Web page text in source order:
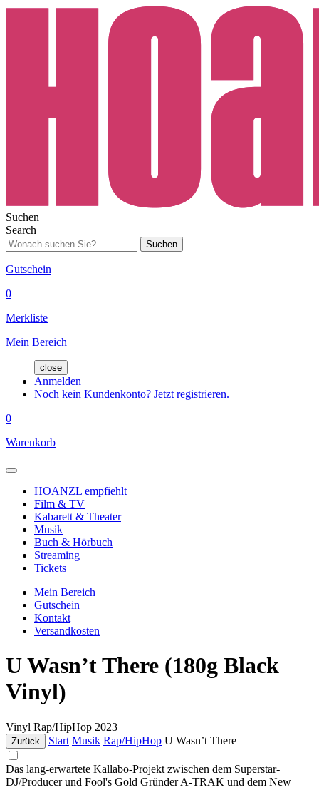
Suchen
Search
Suchen
Gutschein
0
Merkliste
Mein Bereich
close
Anmelden
Noch kein Kundenkonto? Jetzt registrieren.
0
Warenkorb
HOANZL empfiehlt
Film & TV
Kabarett & Theater
Musik
Buch & Hörbuch
Streaming
Tickets
Mein Bereich
Gutschein
Kontakt
Versandkosten
U Wasn’t There (180g Black
Vinyl)
Vinyl Rap/HipHop 2023
Zurück Start Musik Rap/HipHop U Wasn’t There
Das lang-erwartete Kallabo-Projekt zwischen dem Superstar-
DJ/Producer und Fool's Gold Gründer A-TRAK und dem New